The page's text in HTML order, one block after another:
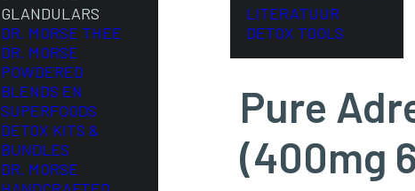
GLANDULARS
DR. MORSE THEE
DR. MORSE
POWDERED
BLENDS EN
SUPERFOODS
DETOX KITS &
BUNDLES
DR. MORSE
LITERATUUR
DETOX TOOLS
Pure
(400mg